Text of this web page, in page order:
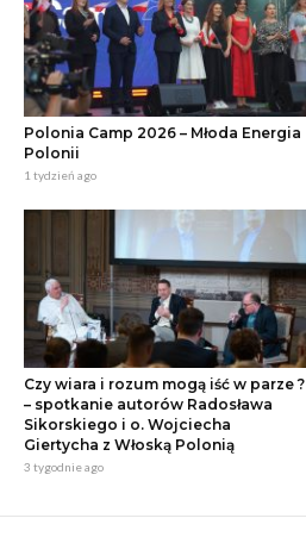
Polonia Camp 2026 – Młoda Energia
Polonii
1 tydzień ago
Czy wiara i rozum mogą iść w parze ?
– spotkanie autorów Radosława
Sikorskiego i o. Wojciecha
Giertycha z Włoską Polonią
3 tygodnie ago